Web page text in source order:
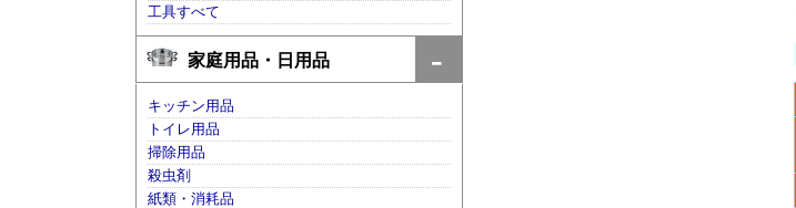
工具すべて
家庭用品・日用品
キッチン用品
トイレ用品
掃除用品
殺虫剤
紙類・消耗品